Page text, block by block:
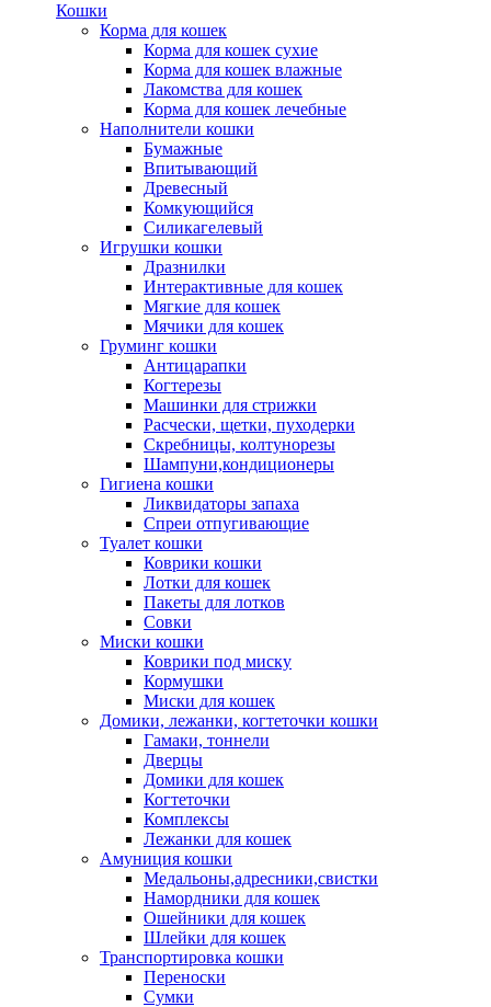
Кошки
Корма для кошек
Корма для кошек сухие
Корма для кошек влажные
Лакомства для кошек
Корма для кошек лечебные
Наполнители кошки
Бумажные
Впитывающий
Древесный
Комкующийся
Силикагелевый
Игрушки кошки
Дразнилки
Интерактивные для кошек
Мягкие для кошек
Мячики для кошек
Груминг кошки
Антицарапки
Когтерезы
Машинки для стрижки
Расчески, щетки, пуходерки
Скребницы, колтунорезы
Шампуни,кондиционеры
Гигиена кошки
Ликвидаторы запаха
Спреи отпугивающие
Туалет кошки
Коврики кошки
Лотки для кошек
Пакеты для лотков
Совки
Миски кошки
Коврики под миску
Кормушки
Миски для кошек
Домики, лежанки, когтеточки кошки
Гамаки, тоннели
Дверцы
Домики для кошек
Когтеточки
Комплексы
Лежанки для кошек
Амуниция кошки
Медальоны,адресники,свистки
Намордники для кошек
Ошейники для кошек
Шлейки для кошек
Транспортировка кошки
Переноски
Сумки